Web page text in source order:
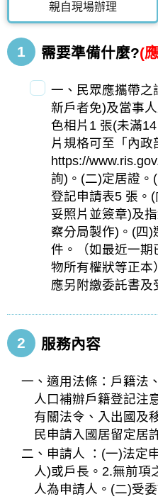
親自現場辦理
1 需要準備什麼?(
一、民眾應攜帶之
新戶者免)及當事
色相片1 張(未滿
片規格可至「內政
https://
詢)。(二)定居證。
登記申請表5 張。
妥照片並簽章)及
察分局製作)。(四)
件。（如最近一期
物所有權狀等正本
應另附繳委託書及
2 服務內容
一、適用法條：戶籍法
人口補辦戶籍登記注
有關法令、入出國及
民申請入國居留定居
二、申請人 ：(一)法定
人)或戶長。2.無前項
人為申請人。(二)受